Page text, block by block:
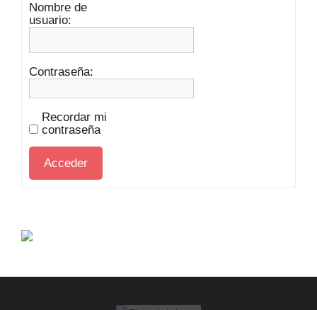
Nombre de
usuario:
Contraseña:
Recordar mi
contraseña
Acceder